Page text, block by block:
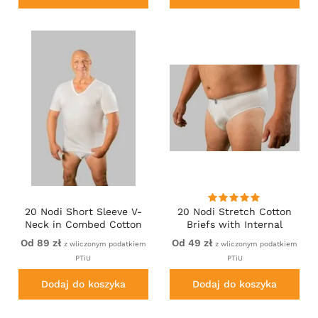
20 Nodi Short Sleeve V-
Neck in Combed Cotton
Jersey White
Od 89 zł z wliczonym podatkiem
PTiU
Dodaj do koszyka
20 Nodi Stretch Cotton
Briefs with Internal
Elastic Band and Low
Rise White
Od 49 zł z wliczonym podatkiem
PTiU
Dodaj do koszyka